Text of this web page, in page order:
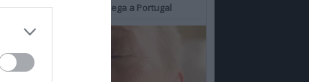
Campeão de Cannes chega a Portugal